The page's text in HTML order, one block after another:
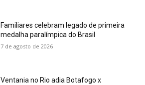
Familiares celebram legado de primeira
medalha paralímpica do Brasil
7 de agosto de 2026
Ventania no Rio adia Botafogo x